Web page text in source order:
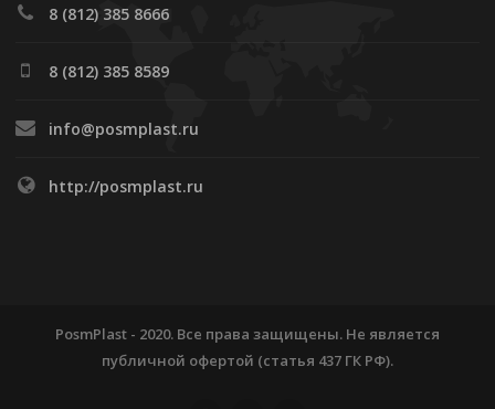
8 (812) 385 8666
8 (812) 385 8589
info@posmplast.ru
http://posmplast.ru
PosmPlast - 2020. Все права защищены. Не является
публичной офертой (статья 437 ГК РФ).